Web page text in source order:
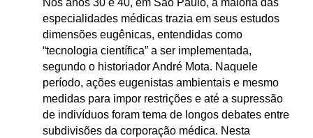
Nos anos 30 e 40, em São Paulo, a maioria das
especialidades médicas trazia em seus estudos
dimensões eugênicas, entendidas como
“tecnologia científica” a ser implementada,
segundo o historiador André Mota. Naquele
período, ações eugenistas ambientais e mesmo
medidas para impor restrições e até a supressão
de indivíduos foram tema de longos debates entre
subdivisões da corporação médica. Nesta